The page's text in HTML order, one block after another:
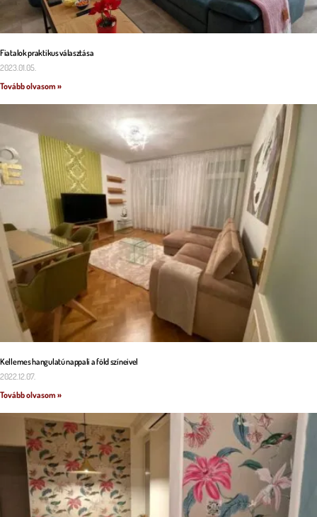
Fiatalok praktikus választása
2023.01.05.
Tovább olvasom »
Kellemes hangulatú nappali a föld színeivel
2022.12.07.
Tovább olvasom »